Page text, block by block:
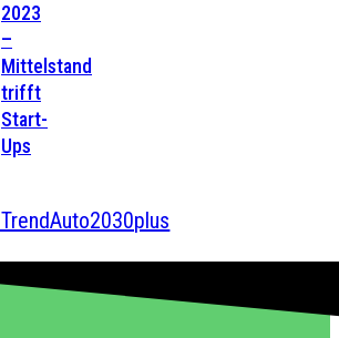
2023
–
Mittelstand
trifft
Start-
Ups